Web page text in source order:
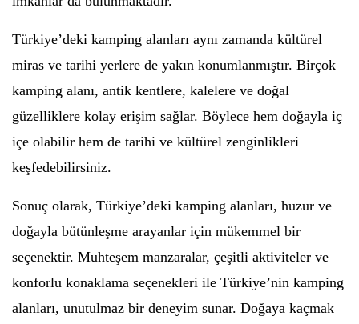
Türkiye’deki kamping alanları aynı zamanda kültürel
miras ve tarihi yerlere de yakın konumlanmıştır. Birçok
kamping alanı, antik kentlere, kalelere ve doğal
güzelliklere kolay erişim sağlar. Böylece hem doğayla iç
içe olabilir hem de tarihi ve kültürel zenginlikleri
keşfedebilirsiniz.
Sonuç olarak, Türkiye’deki kamping alanları, huzur ve
doğayla bütünleşme arayanlar için mükemmel bir
seçenektir. Muhteşem manzaralar, çeşitli aktiviteler ve
konforlu konaklama seçenekleri ile Türkiye’nin kamping
alanları, unutulmaz bir deneyim sunar. Doğaya kaçmak